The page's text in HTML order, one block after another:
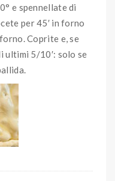
e spennellate di
per 45′ in forno
Coprite e, se
ultimi 5/10′: solo se